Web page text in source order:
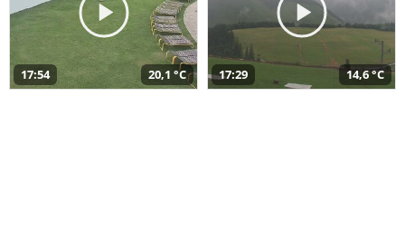
17:54 20,1 °C 17:29 14,6 °C